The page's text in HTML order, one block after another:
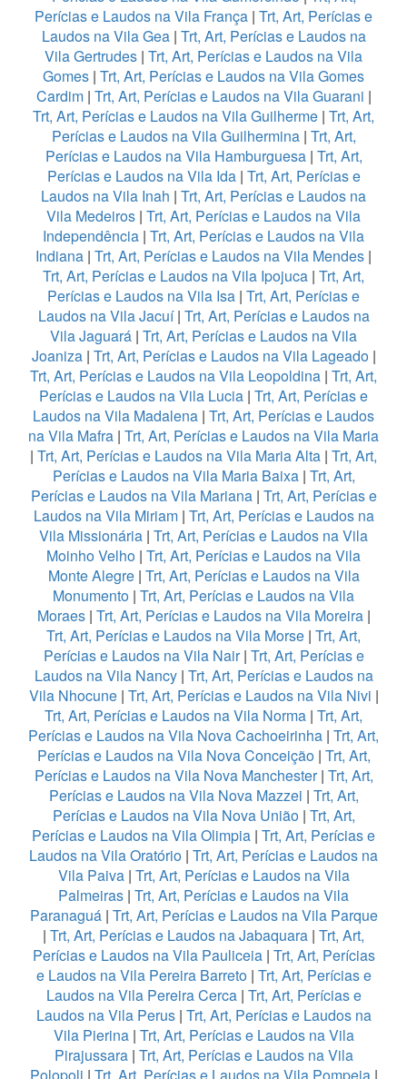
Perícias e Laudos na Vila França | Trt, Art, Perícias e
Laudos na Vila Gea| Trt, Art, Perícias e Laudos na
Vila Gertrudes | Trt, Art, Perícias e Laudos na Vila
Gomes | Trt, Art, Perícias e Laudos na Vila Gomes
Cardim| Trt, Art, Perícias e Laudos na Vila Guarani |
Trt, Art, Perícias e Laudos na Vila Guilherme | Trt, Art,
Perícias e Laudos na Vila Guilhermina| Trt, Art,
Perícias e Laudos na Vila Hamburguesa| Trt, Art,
Perícias e Laudos na Vila Ida| Trt, Art, Perícias e
Laudos na Vila Inah | Trt, Art, Perícias e Laudos na
Vila Medeiros | Trt, Art, Perícias e Laudos na Vila
Independência | Trt, Art, Perícias e Laudos na Vila
Indiana | Trt, Art, Perícias e Laudos na Vila Mendes |
Trt, Art, Perícias e Laudos na Vila Ipojuca | Trt, Art,
Perícias e Laudos na Vila Isa | Trt, Art, Perícias e
Laudos na Vila Jacuí| Trt, Art, Perícias e Laudos na
Vila Jaguará | Trt, Art, Perícias e Laudos na Vila
Joaniza| Trt, Art, Perícias e Laudos na Vila Lageado|
Trt, Art, Perícias e Laudos na Vila Leopoldina | Trt, Art,
Perícias e Laudos na Vila Lucia | Trt, Art, Perícias e
Laudos na Vila Madalena | Trt, Art, Perícias e Laudos
na Vila Mafra | Trt, Art, Perícias e Laudos na Vila Maria
| Trt, Art, Perícias e Laudos na Vila Maria Alta | Trt, Art,
Perícias e Laudos na Vila Maria Baixa| Trt, Art,
Perícias e Laudos na Vila Mariana| Trt, Art, Perícias e
Laudos na Vila Miriam| Trt, Art, Perícias e Laudos na
Vila Missionária | Trt, Art, Perícias e Laudos na Vila
Moinho Velho | Trt, Art, Perícias e Laudos na Vila
Monte Alegre| Trt, Art, Perícias e Laudos na Vila
Monumento | Trt, Art, Perícias e Laudos na Vila
Moraes| Trt, Art, Perícias e Laudos na Vila Moreira|
Trt, Art, Perícias e Laudos na Vila Morse | Trt, Art,
Perícias e Laudos na Vila Nair| Trt, Art, Perícias e
Laudos na Vila Nancy| Trt, Art, Perícias e Laudos na
Vila Nhocune| Trt, Art, Perícias e Laudos na Vila Nivi |
Trt, Art, Perícias e Laudos na Vila Norma | Trt, Art,
Perícias e Laudos na Vila Nova Cachoeirinha | Trt, Art,
Perícias e Laudos na Vila Nova Conceição| Trt, Art,
Perícias e Laudos na Vila Nova Manchester| Trt, Art,
Perícias e Laudos na Vila Nova Mazzei | Trt, Art,
Perícias e Laudos na Vila Nova União| Trt, Art,
Perícias e Laudos na Vila Olimpia | Trt, Art, Perícias e
Laudos na Vila Oratório | Trt, Art, Perícias e Laudos na
Vila Paiva| Trt, Art, Perícias e Laudos na Vila
Palmeiras | Trt, Art, Perícias e Laudos na Vila
Paranaguá| Trt, Art, Perícias e Laudos na Vila Parque
| Trt, Art, Perícias e Laudos na Jabaquara | Trt, Art,
Perícias e Laudos na Vila Pauliceia| Trt, Art, Perícias
e Laudos na Vila Pereira Barreto| Trt, Art, Perícias e
Laudos na Vila Pereira Cerca| Trt, Art, Perícias e
Laudos na Vila Perus| Trt, Art, Perícias e Laudos na
Vila Pierina| Trt, Art, Perícias e Laudos na Vila
Pirajussara| Trt, Art, Perícias e Laudos na Vila